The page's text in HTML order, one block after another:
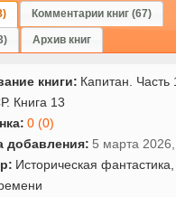
Комментарии книг (67)
Архив книг
книги: Капитан. Часть
Книга 13
0 (0)
добавления: 5 марта
Историческая фантастика